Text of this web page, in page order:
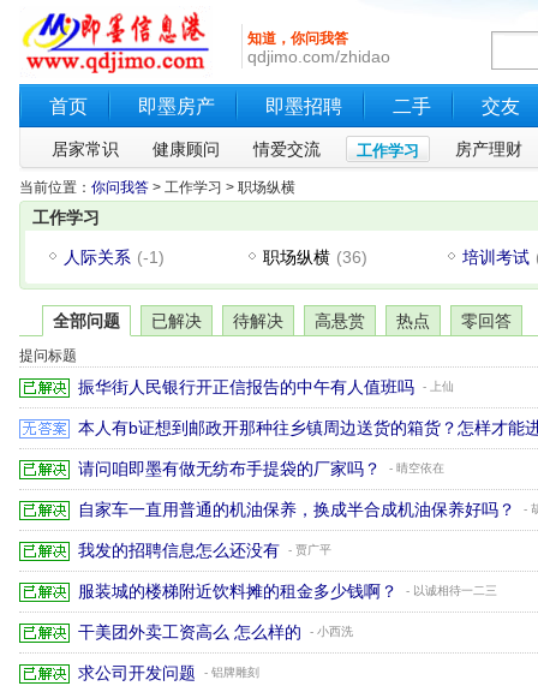
知道，你问我答
qdjimo.com/zhidao
首页 即墨房产 即墨招聘 二手 交友
居家常识 健康顾问 情爱交流 工作学习 房产理财
当前位置： 你问我答 > 工作学习 > 职场纵横
工作学习
人际关系 (-1) 职场纵横 (36) 培训考试
全部问题 已解决 待解决 高悬赏 热点 零回答
提问标题
振华街人民银行开正信报告的中午有人值班吗 - 上仙
本人有b证想到邮政开那种往乡镇周边送货的箱货？怎样才能
请问咱即墨有做无纺布手提袋的厂家吗？ - 晴空依在
自家车一直用普通的机油保养，换成半合成机油保养好吗？ -
我发的招聘信息怎么还没有 - 贾广平
服装城的楼梯附近饮料摊的租金多少钱啊？ - 以诚相待一二三
干美团外卖工资高么 怎么样的 - 小西洗
求公司开发问题 - 铝牌雕刻